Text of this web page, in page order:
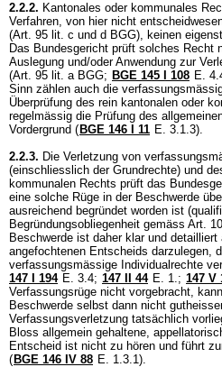
2.2.2. Kantonales oder kommunales
Verfahren, von hier nicht
(Art. 95 lit. c und d BGG), keinen
Das Bundesgericht prüft solches Recht
Auslegung und/oder Anwendung zur
(Art. 95 lit. a BGG; BGE 145 I 108 E.
Sinn zählen auch die
Überprüfung des rein kantonalen oder
regelmässig die Prüfung des
Vordergrund ( BGE 146 I 11 E. 3.1.3).
2.2.3. Die Verletzung von
(einschliesslich der Grundrechte) und
kommunalen Rechts prüft das
eine solche Rüge in der Beschwerde
ausreichend begründet worden ist
Begründungsobliegenheit gemäss Art.
Beschwerde ist daher klar und detailliert
angefochtenen Entscheids darzulegen,
verfassungsmässige Individualrechte
147 I 194 E. 3.4; 147 II 44 E. 1.; 147 V
Verfassungsrüge nicht vorgebracht,
Beschwerde selbst dann nicht
Verfassungsverletzung tatsächlich
Bloss allgemein gehaltene,
Entscheid ist nicht zu hören und führt
( BGE 146 IV 88 E. 1.3.1).